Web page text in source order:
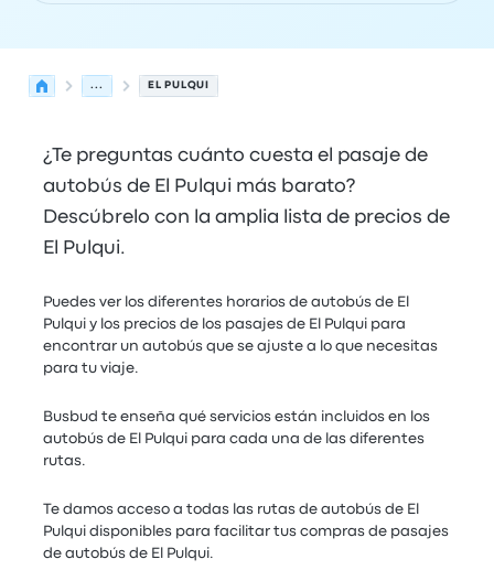
... EL PULQUI
¿Te preguntas cuánto cuesta el pasaje de
autobús de El Pulqui más barato?
Descúbrelo con la amplia lista de precios de
El Pulqui.
Puedes ver los diferentes horarios de autobús de El
Pulqui y los precios de los pasajes de El Pulqui para
encontrar un autobús que se ajuste a lo que necesitas
para tu viaje.
Busbud te enseña qué servicios están incluidos en los
autobús de El Pulqui para cada una de las diferentes
rutas.
Te damos acceso a todas las rutas de autobús de El
Pulqui disponibles para facilitar tus compras de pasajes
de autobús de El Pulqui.